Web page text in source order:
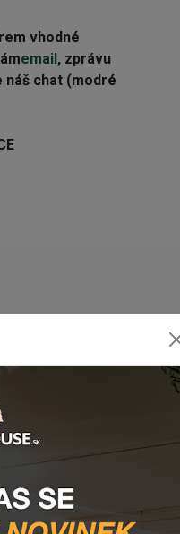
vhodné
email, zprávu
náš chat (modré
1200
20